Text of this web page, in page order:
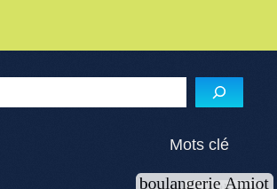
Menu de l'article
Mots clé